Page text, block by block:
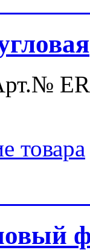
товара